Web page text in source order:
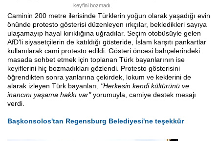
keyfini bozmadı.
Caminin 200 metre ilerisinde Türklerin yoğun olarak yaşadığı evin
önünde protesto gösterisi düzenleyen ırkçılar, bekledikleri sayıya
ulaşamayıp hayal kırıklığına uğradılar. Seçim otobüsüyle gelen
AfD'li siyasetçilerin de katıldığı gösteride, İslam karşıtı pankartlar
kullanılarak cami protesto edildi. Gösteri öncesi bahçelerindeki
masada sohbet etmek için toplanan Türk bayanlarının ise
keyiflerini hiç bozmadıkları gözlendi. Protesto gösterisini
öğrendikten sonra yanlarına çekirdek, lokum ve keklerini de
alarak izleyen Türk bayanları, "Herkesin kendi kültürünü ve
inancını yaşama hakkı var"yorumuyla, camiye destek mesajı
verdi.
Başkonsolos'tan Regensburg Belediyesi'ne teşekkür